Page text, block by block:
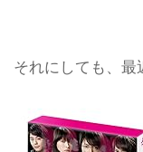
それにしても、最